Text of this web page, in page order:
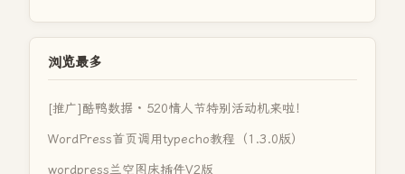
浏览最多
[推广]酷鸭数据 · 520情人节特别活动机来啦！
WordPress首页调用typecho教程（1.3.0版）
wordpress兰空图床插件V2版